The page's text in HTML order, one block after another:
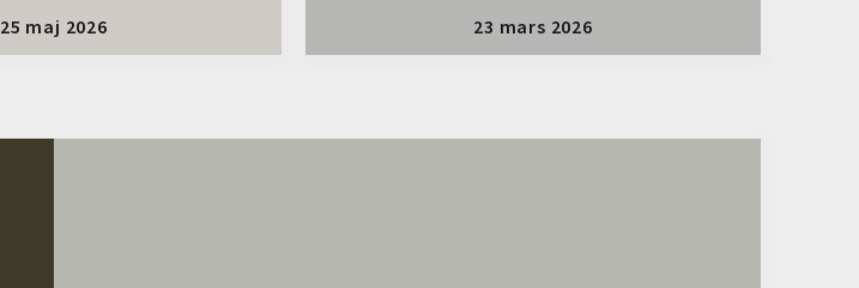
25 maj 2026 23 mars 2026